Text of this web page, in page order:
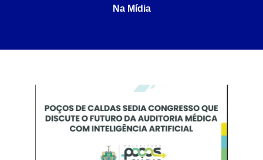
Na Mídia